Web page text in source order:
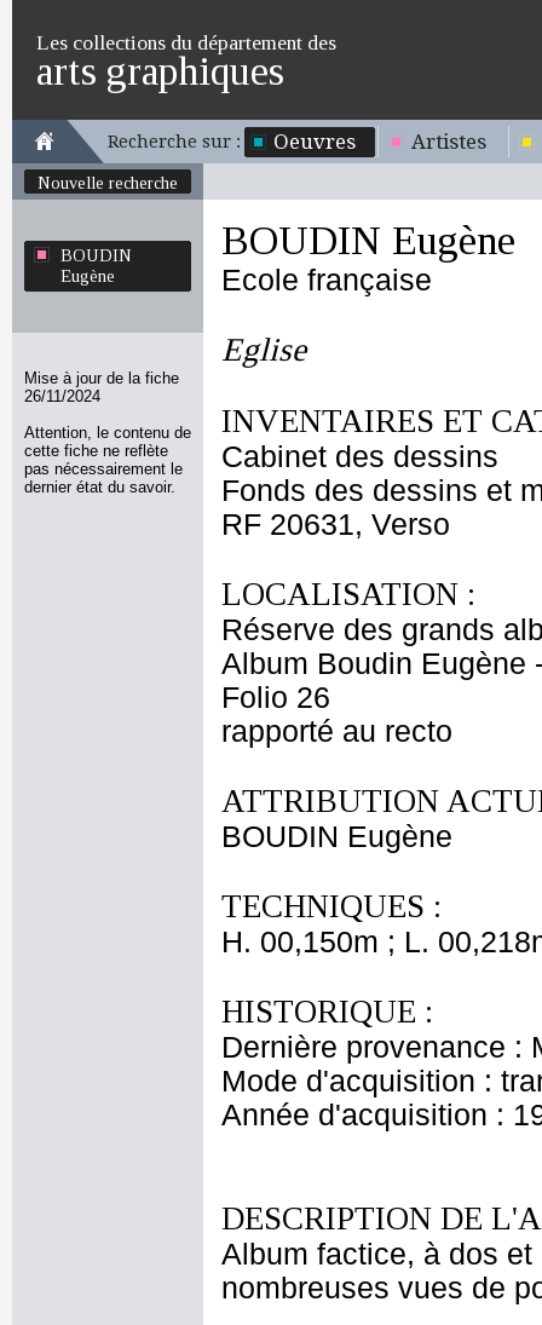
Les collections du département des
arts graphiques
Recherche sur : Oeuvres Artistes
Nouvelle recherche
BOUDIN
Eugène
Mise à jour de la fiche
26/11/2024
Attention, le contenu de
cette fiche ne reflète
pas nécessairement le
dernier état du savoir.
BOUDIN Eugène
Ecole française
Eglise
INVENTAIRES ET
Cabinet des dessins
Fonds des dessins et
RF 20631, Verso
LOCALISATION :
Réserve des grands
Album Boudin Eugène
Folio 26
rapporté au recto
ATTRIBUTION
BOUDIN Eugène
TECHNIQUES :
H. 00,150m ; L.
HISTORIQUE :
Dernière provenance :
Mode d'acquisition :
Année d'acquisition :
DESCRIPTION DE
Album factice, à dos
nombreuses vues de